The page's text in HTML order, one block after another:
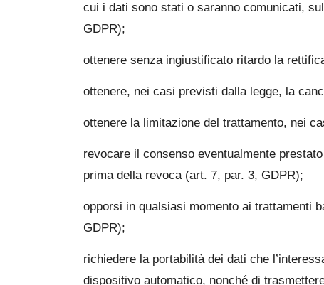
cui i dati sono stati o saranno comunicati,
GDPR);
ottenere senza ingiustificato ritardo la
ottenere, nei casi previsti dalla legge, la
ottenere la limitazione del trattamento, nei
revocare il consenso eventualmente
prima della revoca (art. 7, par. 3, GDPR);
opporsi in qualsiasi momento ai trattamenti
GDPR);
richiedere la portabilità dei dati che
dispositivo automatico, nonché di